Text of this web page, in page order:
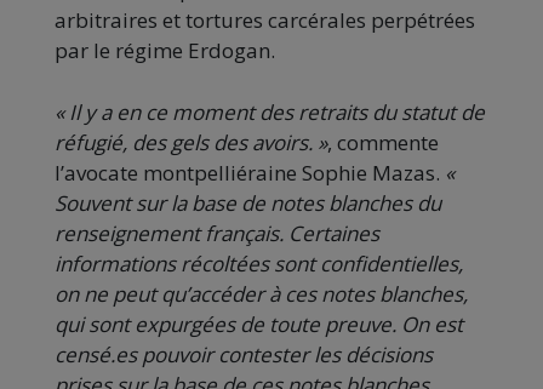
arbitraires et tortures carcérales perpétrées
par le régime Erdogan.
« Il y a en ce moment des retraits du statut de
réfugié, des gels des avoirs. », commente
l’avocate montpelliéraine Sophie Mazas. «
Souvent sur la base de notes blanches du
renseignement français. Certaines
informations récoltées sont confidentielles,
on ne peut qu’accéder à ces notes blanches,
qui sont expurgées de toute preuve. On est
censé.es pouvoir contester les décisions